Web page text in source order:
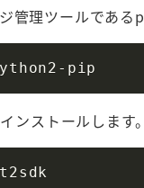
管理ツールである
ンストールします。